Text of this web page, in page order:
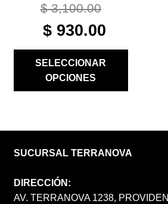
$3,100.00
ORIGINAL
PRICE
$ 3,100.00.
$ 930.00
SELECCIONAR
OPCIONES
SUCURSAL TERRANOVA
DIRECCIÓN:
AV. TERRANOVA 1238,